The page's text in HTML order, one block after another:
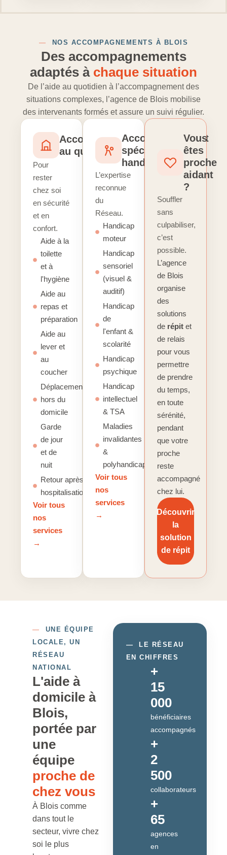
— NOS ACCOMPAGNEMENTS À BLOIS
Des accompagnements
adaptés à chaque situation
De l’aide au quotidien à l’accompagnement des
situations complexes, l’agence de Blois mobilise
des intervenants formés et assure un suivi régulier.
Accompagnement
au quotidien
Pour
rester
chez soi
en sécurité
et en
confort.
Aide à la
toilette
et à
l'hygiène
Aide au
repas et
préparation
Aide au
lever et
au
coucher
Déplacements
hors du
domicile
Garde
de jour
et de
nuit
Retour après
hospitalisation
Voir tous
nos
services
→
Accompagnement
spécialisé
handicap
L’expertise
reconnue
du
Réseau.
Handicap
moteur
Handicap
sensoriel
(visuel &
auditif)
Handicap
de
l'enfant &
scolarité
Handicap
psychique
Handicap
intellectuel
& TSA
Maladies
invalidantes
&
polyhandicap
Voir tous
nos
services
→
Vous
êtes
proche
aidant
?
Souffler
sans
culpabiliser,
c’est
possible.
L’agence
de Blois
organise
des
solutions
de répit et
de relais
pour vous
permettre
de prendre
du temps,
en toute
sérénité,
pendant
que votre
proche
reste
accompagné
chez lui.
Découvrir
la
solution
de répit
— UNE ÉQUIPE
LOCALE, UN
RÉSEAU
NATIONAL
L'aide à
domicile à
Blois,
portée par
une
équipe
proche de
chez vous
À Blois comme
dans tout le
secteur, vivre chez
soi le plus
— LE RÉSEAU
EN CHIFFRES
+
15
000
bénéficiaires
accompagnés
+
2
500
collaborateurs
+
65
agences
en